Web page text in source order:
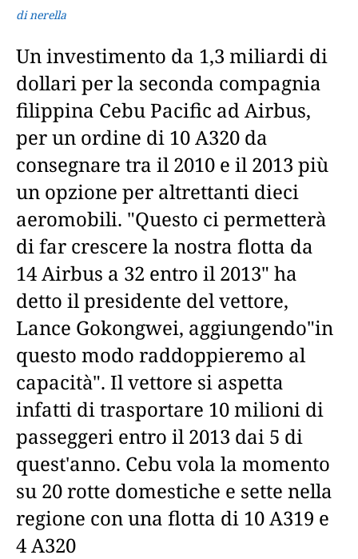
di nerella
Un investimento da 1,3 miliardi di
dollari per la seconda compagnia
filippina Cebu Pacific ad Airbus,
per un ordine di 10 A320 da
consegnare tra il 2010 e il 2013 più
un opzione per altrettanti dieci
aeromobili. "Questo ci permetterà
di far crescere la nostra flotta da
14 Airbus a 32 entro il 2013" ha
detto il presidente del vettore,
Lance Gokongwei, aggiungendo"in
questo modo raddoppieremo al
capacità". Il vettore si aspetta
infatti di trasportare 10 milioni di
passeggeri entro il 2013 dai 5 di
quest'anno. Cebu vola la momento
su 20 rotte domestiche e sette nella
regione con una flotta di 10 A319 e
4 A320